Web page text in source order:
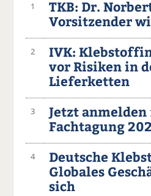
1
TKB: Dr.
Vorsitzender
2
IVK:
vor Risiken in
Lieferketten
3
Jetzt anmelden
Fachtagung
4
Deutsche
Globales
sich